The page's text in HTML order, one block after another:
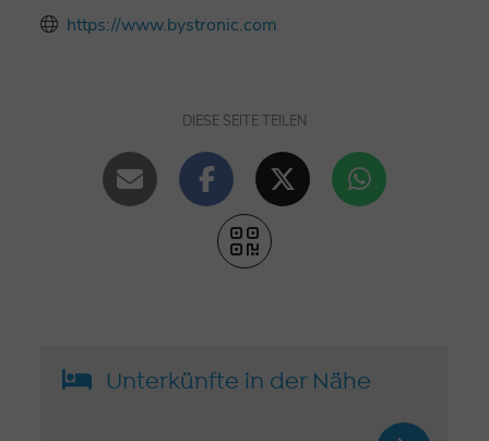
https://www.bystronic.com
DIESE SEITE TEILEN
Unterkünfte in der Nähe